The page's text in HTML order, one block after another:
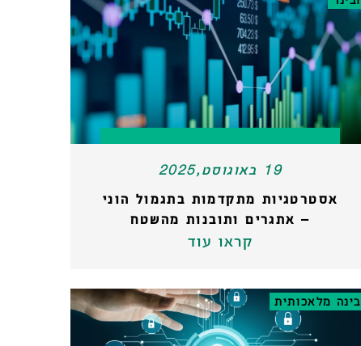
19 באוגוסט,2025
אסטרטגיות מתקדמות בתגמול הוני
– אתגרים ותובנות מהשטח
קראו עוד
בינה מלאכותית